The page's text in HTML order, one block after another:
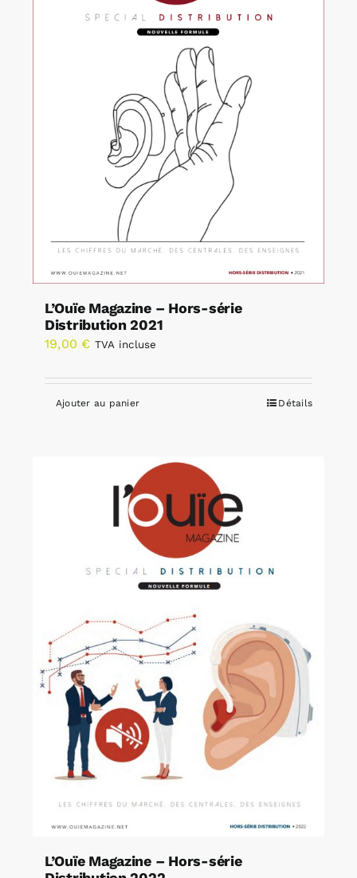
L’Ouïe Magazine – Hors-série
Distribution 2021
19,00 € TVA incluse
Ajouter au panier Détails
L’Ouïe Magazine – Hors-série